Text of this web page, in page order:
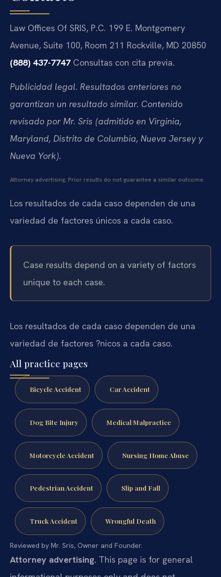
Law Offices Of SRIS, P.C. 199 E. Montgomery
Avenue, Suite 100, Room 211 Rockville, MD 20850
(888) 437-7747 Consultas con cita previa.
Publicidad legal. Resultados anteriores no
garantizan un resultado similar. Contenido
revisado por Mr. Sris (admitido en Virginia,
Maryland, Distrito de Columbia, Nueva Jersey y
Nueva York).
Attorney advertising. Prior results do not guarantee a similar outcome.
Los resultados de cada caso dependen de una
variedad de factores únicos a cada caso.
Case results depend on a variety of factors
unique to each case.
Los resultados de cada caso dependen de una
variedad de factores ?nicos a cada caso.
All practice pages
Bicycle Accident Car Accident
Dog Bite Injury Medical Malpractice
Motorcycle Accident Nursing Home Abuse
Pedestrian Accident Slip and Fall
Truck Accident Wrongful Death
Reviewed by Mr. Sris, Owner and Founder.
Attorney advertising. This page is for general